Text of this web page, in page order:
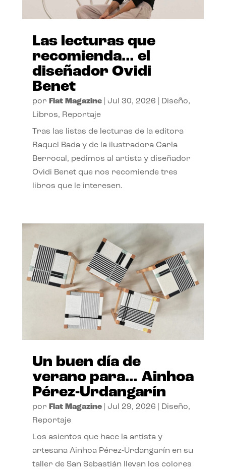
Las lecturas que
recomienda… el
diseñador Ovidi
Benet
por Flat Magazine| Jul 30, 2026 Diseño,
Libros, Reportaje
Tras las listas de lecturas de la editora
Raquel Bada y de la ilustradora Carla
Berrocal, pedimos al artista y diseñador
Ovidi Benet que nos recomiende tres
libros que le interesen.
Un buen día de
verano para… Ainhoa
Pérez-Urdangarín
por Flat Magazine| Jul 29, 2026 Diseño,
Reportaje
Los asientos que hace la artista y
artesana Ainhoa Pérez-Urdangarín en su
taller de San Sebastián llevan los colores